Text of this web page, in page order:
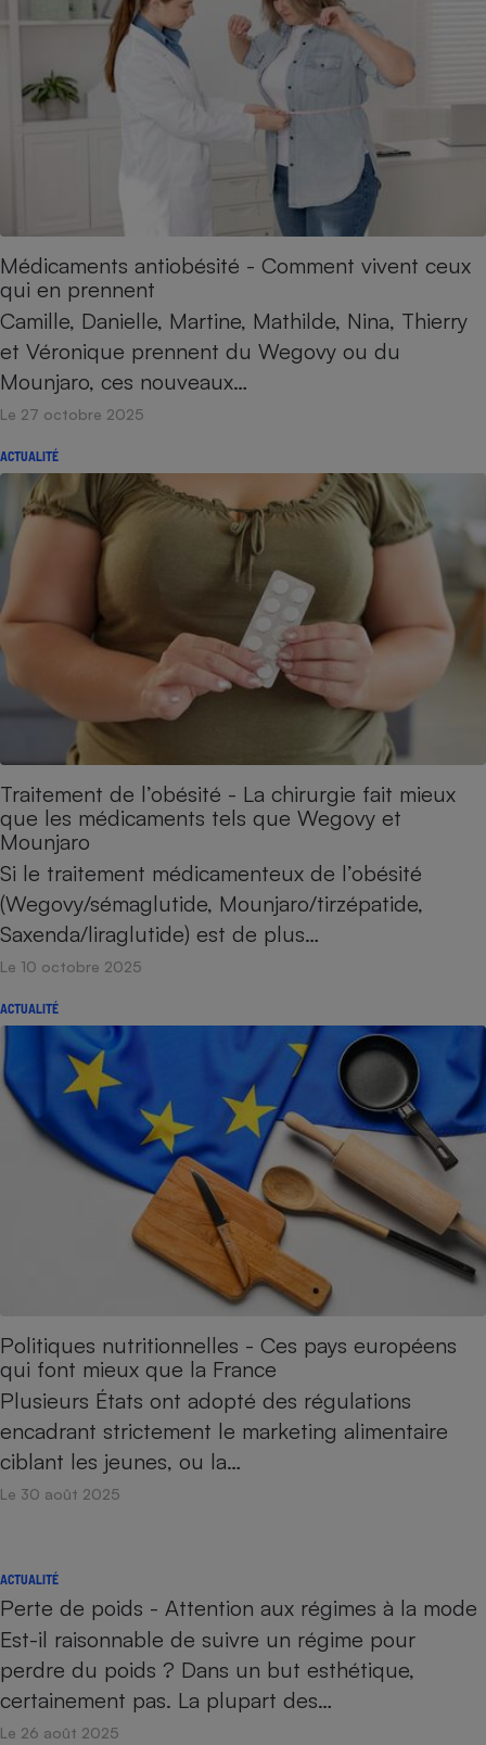
Médicaments antiobésité - Comment vivent ceux
qui en prennent
Camille, Danielle, Martine, Mathilde, Nina, Thierry
et Véronique prennent du Wegovy ou du
Mounjaro, ces nouveaux…
Le 27 octobre 2025
ACTUALITÉ
Traitement de l’obésité - La chirurgie fait mieux
que les médicaments tels que Wegovy et
Mounjaro
Si le traitement médicamenteux de l’obésité
(Wegovy/sémaglutide, Mounjaro/tirzépatide,
Saxenda/liraglutide) est de plus…
Le 10 octobre 2025
ACTUALITÉ
Politiques nutritionnelles - Ces pays européens
qui font mieux que la France
Plusieurs États ont adopté des régulations
encadrant strictement le marketing alimentaire
ciblant les jeunes, ou la…
Le 30 août 2025
ACTUALITÉ
Perte de poids - Attention aux régimes à la mode
Est-il raisonnable de suivre un régime pour
perdre du poids ? Dans un but esthétique,
certainement pas. La plupart des…
Le 26 août 2025